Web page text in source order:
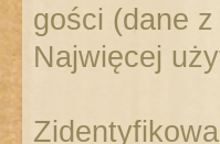
gości (dane
Najwięcej